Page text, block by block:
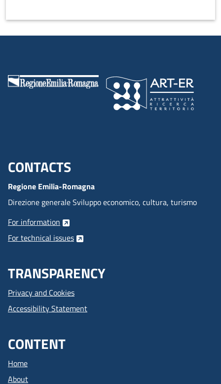
Menu footer inglese
CONTACTS
Regione Emilia-Romagna
Direzione generale Sviluppo economico, cultura, turismo
For information
For technical issues
TRANSPARENCY
Privacy and Cookies
Accessibility Statement
CONTENT
Home
About